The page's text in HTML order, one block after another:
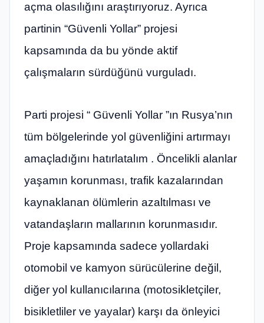
açma olasılığını araştırıyoruz. Ayrıca
partinin “Güvenli Yollar” projesi
kapsamında da bu yönde aktif
çalışmaların sürdüğünü vurguladı.
Parti projesi “ Güvenli Yollar ”ın Rusya’nın
tüm bölgelerinde yol güvenliğini artırmayı
amaçladığını hatırlatalım . Öncelikli alanlar
yaşamın korunması, trafik kazalarından
kaynaklanan ölümlerin azaltılması ve
vatandaşların mallarının korunmasıdır.
Proje kapsamında sadece yollardaki
otomobil ve kamyon sürücülerine değil,
diğer yol kullanıcılarına (motosikletçiler,
bisikletliler ve yayalar) karşı da önleyici